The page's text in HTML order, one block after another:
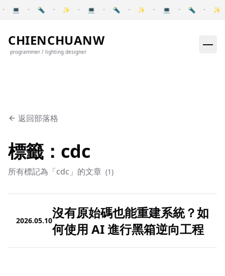
Skip to content
CHIENCHUANW
programmer / lighting designer
Pause announcements
· 💻 · 🔦 · ✨ · 💻 · 🔦 · ✨ · 💻 · 🔦 · ✨
返回部落格
標籤：cdc
所有標記為「cdc」的文章 (1)
2026.05.10沒有原始碼也能重建系統？如
何使用 AI 進行黑箱逆向工程